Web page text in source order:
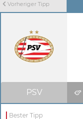
Vorheriger Tipp
PSV
Bester Tipp